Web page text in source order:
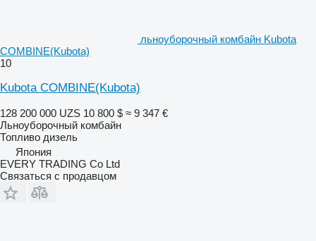
льноуборочный комбайн Kubota
COMBINE(Kubota)
10
Kubota COMBINE(Kubota)
128 200 000 UZS 10 800 $ ≈ 9 347 €
Льноуборочный комбайн
Топливо дизель
Япония
EVERY TRADING Co Ltd
Связаться с продавцом